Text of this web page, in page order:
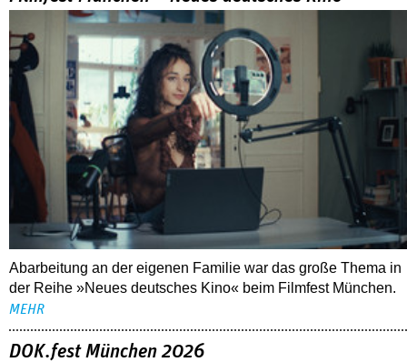
FESTIVALBERICHTE
06.08.2026
Filmfest München – Neues deutsches Kino